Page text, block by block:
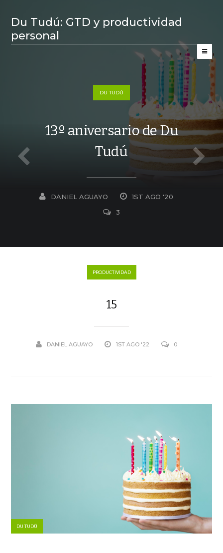
Du Tudú: GTD y productividad
personal
DU TUDÚ
13º aniversario de Du
Tudú
DANIEL AGUAYO
1ST AGO '20
3
PRODUCTIVIDAD
15
DANIEL AGUAYO 1ST AGO '22 0
DU TUDÚ